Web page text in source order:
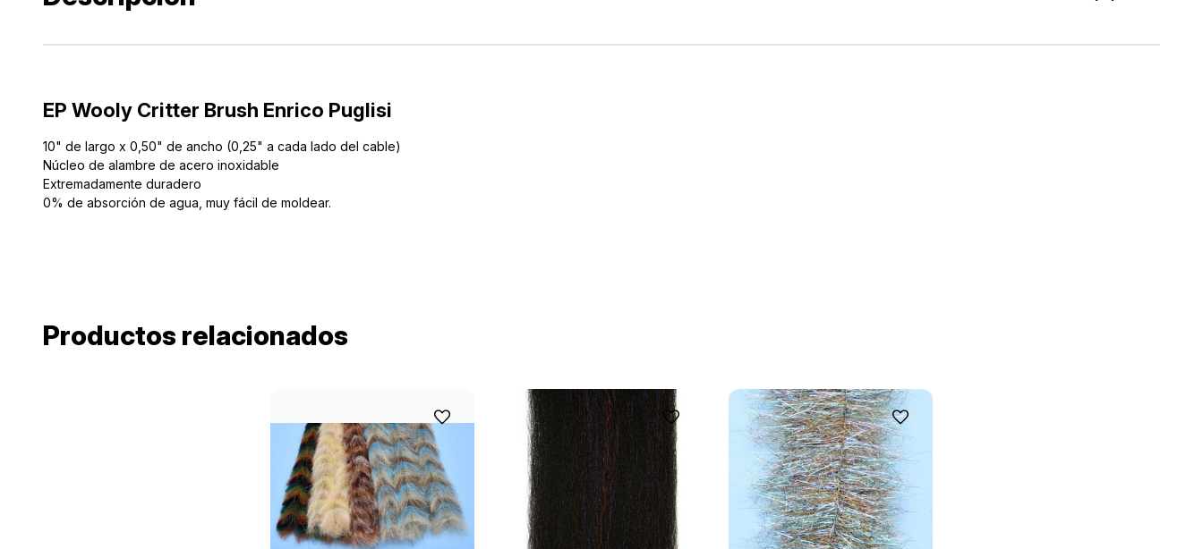
EP Wooly Critter Brush Enrico Puglisi
10" de largo x 0,50" de ancho (0,25" a cada lado del cable)
Núcleo de alambre de acero inoxidable
Extremadamente duradero
0% de absorción de agua, muy fácil de moldear.
Productos relacionados